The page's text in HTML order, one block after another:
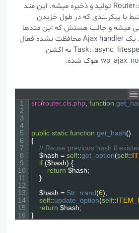
تولید و ذخیره میشه. این متد
پیکربندی که در طول خزیدن
میشه و جالب هستش که این متدها
میتونن در نهایت توسط یک Ajax handler محافظت نشده فعال
به اکشن
هوک شده.
1
5
11
13
14
15
16
src/router.cls php, function
public static function get_hash
// Reuse previous hash if
$hash = self ::get_option(
if ($hash
return $hash
$hash = Str::rrand
self::update_option(self::
return $hash